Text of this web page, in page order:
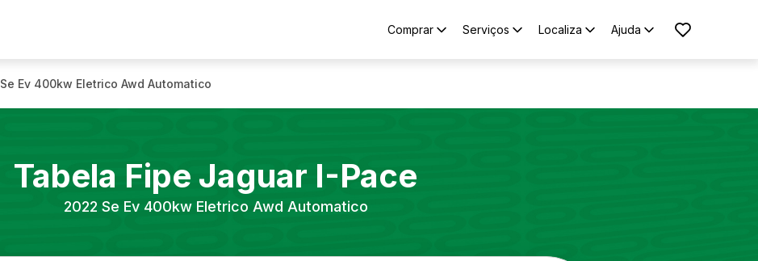
Comprar Serviços Localiza Ajuda
Se Ev 400kw Eletrico Awd Automatico
Tabela Fipe Jaguar I-Pace
2022 Se Ev 400kw Eletrico Awd Automatico